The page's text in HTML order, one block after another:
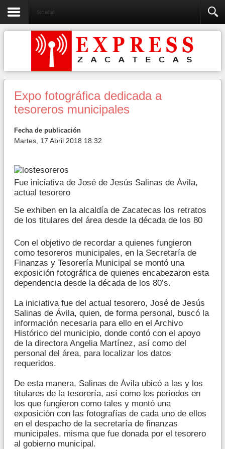
Sociedad
Expo fotográfica dedicada a
tesoreros municipales
Fecha de publicación
Martes, 17 Abril 2018 18:32
Fue iniciativa de José de Jesús Salinas de Ávila,
actual tesorero
Se exhiben en la alcaldía de Zacatecas los retratos
de los titulares del área desde la década de los 80
Con el objetivo de recordar a quienes fungieron
como tesoreros municipales, en la Secretaría de
Finanzas y Tesorería Municipal se montó una
exposición fotográfica de quienes encabezaron esta
dependencia desde la década de los 80’s.
La iniciativa fue del actual tesorero, José de Jesús
Salinas de Ávila, quien, de forma personal, buscó la
información necesaria para ello en el Archivo
Histórico del municipio, donde contó con el apoyo
de la directora Angelia Martínez, así como del
personal del área, para localizar los datos
requeridos.
De esta manera, Salinas de Ávila ubicó a las y los
titulares de la tesorería, así como los periodos en
los que fungieron como tales y montó una
exposición con las fotografías de cada uno de ellos
en el despacho de la secretaría de finanzas
municipales, misma que fue donada por el tesorero
al gobierno municipal.